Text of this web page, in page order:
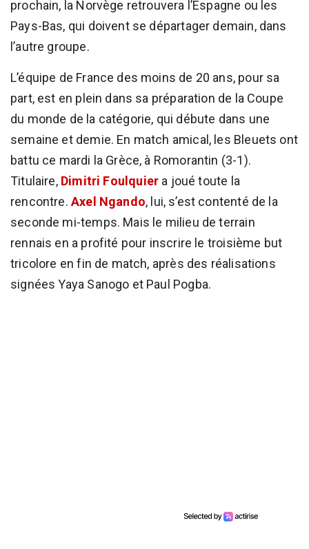
prochain, la Norvège retrouvera l’Espagne ou les
Pays-Bas, qui doivent se départager demain, dans
l’autre groupe.
L’équipe de France des moins de 20 ans, pour sa
part, est en plein dans sa préparation de la Coupe
du monde de la catégorie, qui débute dans une
semaine et demie. En match amical, les Bleuets ont
battu ce mardi la Grèce, à Romorantin (3-1).
Titulaire, Dimitri Foulquier a joué toute la
rencontre. Axel Ngando, lui, s’est contenté de la
seconde mi-temps. Mais le milieu de terrain
rennais en a profité pour inscrire le troisième but
tricolore en fin de match, après des réalisations
signées Yaya Sanogo et Paul Pogba.